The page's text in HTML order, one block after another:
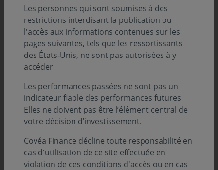
d’investissements frauduleux.
Nous vous rappelons que :
Covéa Financene contacte jamais le grand public
en direct afin de lui proposer un produit financier ;
Covéa Finance ne collecte jamais directement des
fonds auprès du grand public ;
La vente des produitsCovéa Financese fait
systématiquement de façon intermédiée (CGP,
Conseiller Financier, CGPI etc.) ;
Les personnes qui sont soumises à des
restrictions interdisant la publication ou
l'accès aux informations contenues sur les
pages suivantes, tels que les ressortissants
des États-Unis, ne sont pas autorisées à y
accéder.
Les performances passées ne sont pas un
indicateur fiable des performances futures.
Elles ne doivent pas être l’élément central de
votre décision d’investissement.
Covéa Finance décline toute responsabilité en
cas d'utilisation de ce site effectuée en
violation de ces conditions d'accès ou en cas